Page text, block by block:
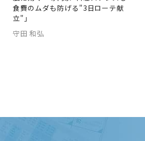
食費のムダも防げる"3日ローテ献
立"｣
守田 和弘